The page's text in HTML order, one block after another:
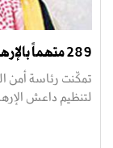
289 متهماً بالإرهاب في قبضة أمن الدولة
لتنظيم داعش